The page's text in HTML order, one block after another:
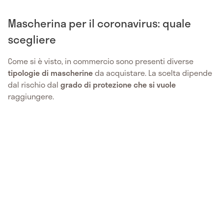
Mascherina per il coronavirus: quale
scegliere
Come si è visto, in commercio sono presenti diverse
tipologie di mascherineda acquistare. La scelta dipende
dal rischio dal grado di protezione che si vuole
raggiungere.